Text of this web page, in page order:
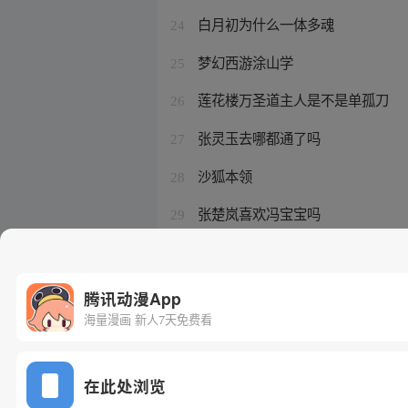
24 白月初为什么一体多魂
25 梦幻西游涂山学
26 莲花楼万圣道主人是不是单孤刀
27 张灵玉去哪都通了吗
28 沙狐本领
29 张楚岚喜欢冯宝宝吗
腾讯动漫App
海量漫画 新人7天免费看
在此处浏览